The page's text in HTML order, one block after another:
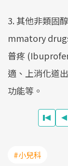
3. 其他非類固
mmatory
普疼
適、上消化道
功能等。
#小兒科